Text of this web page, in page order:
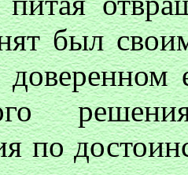
был
доверенном
по